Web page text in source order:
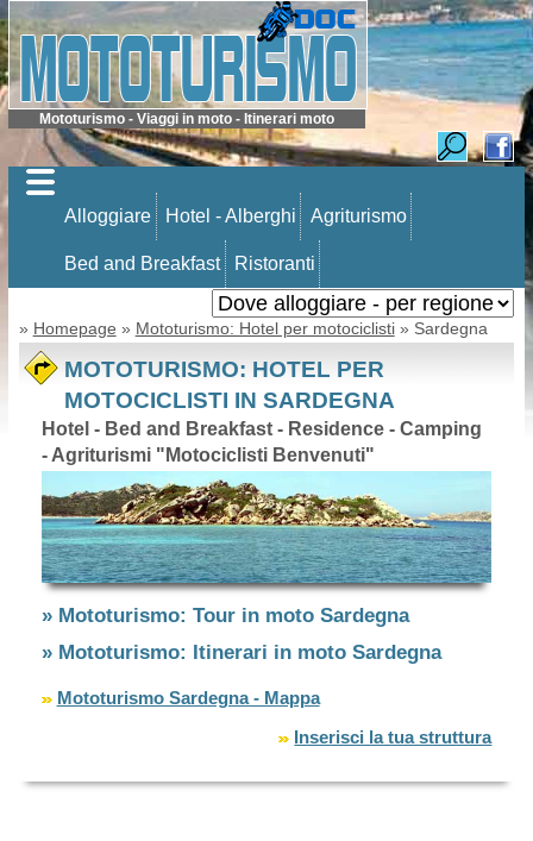
Mototurismo - Viaggi in moto - Itinerari moto
Alloggiare Hotel - Alberghi Agriturismo
Bed and Breakfast Ristoranti
» Homepage » Mototurismo: Hotel per motociclisti» Sardegna
MOTOTURISMO: HOTEL PER
MOTOCICLISTI IN SARDEGNA
Hotel - Bed and Breakfast - Residence - Camping
- Agriturismi "Motociclisti Benvenuti"
» Mototurismo: Tour in moto Sardegna
» Mototurismo: Itinerari in moto Sardegna
Mototurismo Sardegna - Mappa
Inserisci la tua struttura